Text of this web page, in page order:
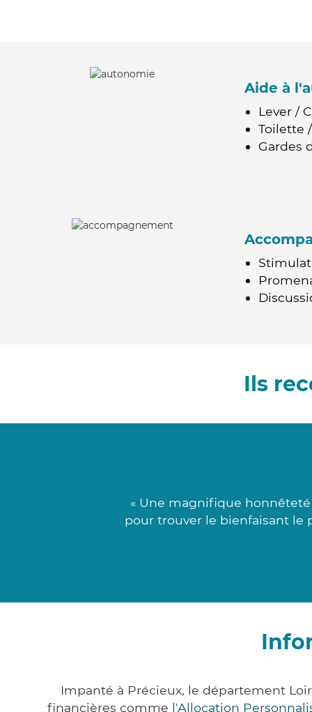
Aide à
Lever /
Toilette
Gardes
Ils
« Une magnifique
pour trouver le bienfaisant le
Impanté à Précieux, le département
financières comme l'Allocation